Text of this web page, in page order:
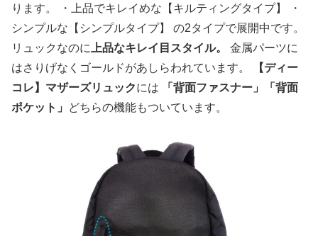
ります。 ・上品でキレイめな【キルティングタイプ】 ・
シンプルな【シンプルタイプ】 の2タイプで展開中です。
リュックなのに
上品なキレイ目スタイル。 金属パーツに
はさりげなくゴールドがあしらわれています。
【ディー
コレ】マザーズリュックには
「背面ファスナー」「背面
ポケット」
どちらの機能もついています。